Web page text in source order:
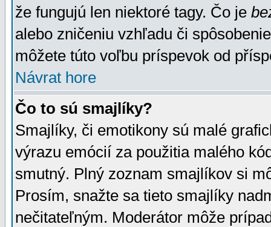
že fungujú len niektoré tagy. Čo je
alebo zničeniu vzhľadu či
môžete túto voľbu príspevok od
Návrat hore
Čo to sú smajlíky?
Smajlíky, či emotikony sú malé
výrazu emócií za použitia malého
smutný. Plný zoznam smajlíkov si
Prosím, snažte sa tieto smajlíky
nečitateľným. Moderátor môže